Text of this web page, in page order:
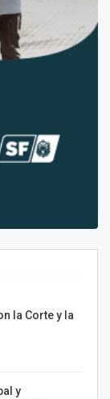
la Corte y la
y